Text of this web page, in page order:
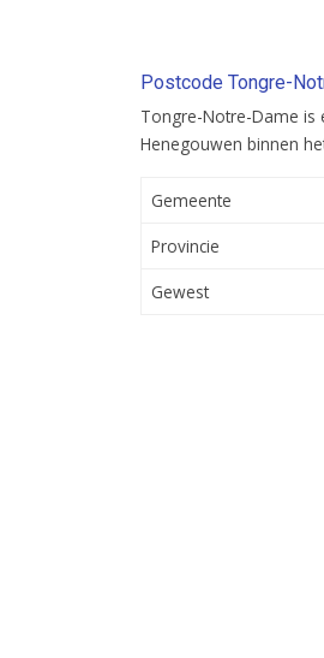
Postcode Tongre-
Tongre-Notre-Dame is
Henegouwen binnen
Gemeente
Provincie
Gewest